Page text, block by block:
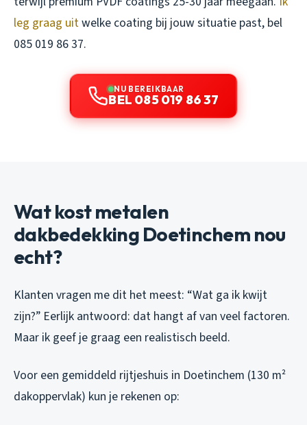
leg graag uitwelke coating bij jouw situatie past, bel
085 019 86 37.
NU BEREIKBAAR
BEL 085 019 86 37
Wat kost metalen
dakbedekking Doetinchem nou
echt?
Klanten vragen me dit het meest: “Wat ga ik kwijt
zijn?” Eerlijk antwoord: dat hangt af van veel factoren.
Maar ik geef je graag een realistisch beeld.
Voor een gemiddeld rijtjeshuis in Doetinchem (130 m²
dakoppervlak) kun je rekenen op: